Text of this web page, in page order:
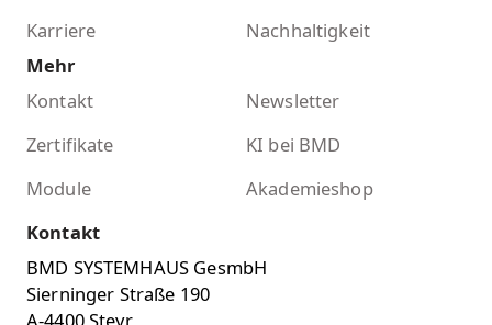
Karriere
Nachhaltigkeit
Mehr
Kontakt
Newsletter
Zertifikate
KI bei BMD
Module
Akademieshop
Kontakt
BMD SYSTEMHAUS GesmbH
Sierninger Straße 190